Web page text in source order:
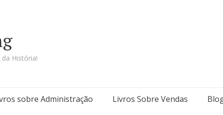
História!
sobre Administração Livros Sobre Vendas